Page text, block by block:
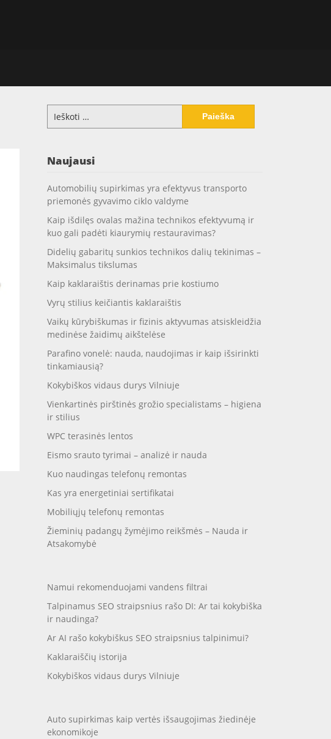
Ieškoti:
Naujausi
Automobilių supirkimas yra efektyvus transporto
priemonės gyvavimo ciklo valdyme
Kaip išdilęs ovalas mažina technikos efektyvumą ir
kuo gali padėti kiaurymių restauravimas?
Didelių gabaritų sunkios technikos dalių tekinimas –
Maksimalus tikslumas
Kaip kaklaraištis derinamas prie kostiumo
Vyrų stilius keičiantis kaklaraištis
Vaikų kūrybiškumas ir fizinis aktyvumas atsiskleidžia
medinėse žaidimų aikštelėse
Parafino vonelė: nauda, naudojimas ir kaip išsirinkti
tinkamiausią?
Kokybiškos vidaus durys Vilniuje
Vienkartinės pirštinės grožio specialistams – higiena
ir stilius
WPC terasinės lentos
Eismo srauto tyrimai – analizė ir nauda
Kuo naudingas telefonų remontas
Kas yra energetiniai sertifikatai
Mobiliųjų telefonų remontas
Žieminių padangų žymėjimo reikšmės – Nauda ir
Atsakomybė
Namui rekomenduojami vandens filtrai
Talpinamus SEO straipsnius rašo DI: Ar tai kokybiška
ir naudinga?
Ar AI rašo kokybiškus SEO straipsnius talpinimui?
Kaklaraiščių istorija
Kokybiškos vidaus durys Vilniuje
Auto supirkimas kaip vertės išsaugojimas žiedinėje
ekonomikoje